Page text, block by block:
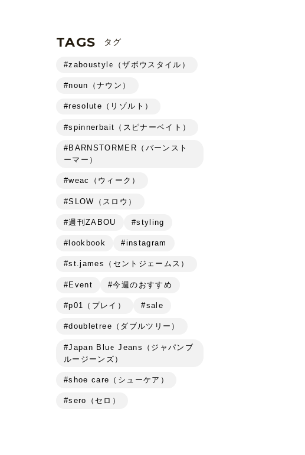
TAGS タグ
#zaboustyle（ザボウスタイル）
#noun（ナウン）
#resolute（リゾルト）
#spinnerbait（スピナーベイト）
#BARNSTORMER（バーンスト
ーマー）
#weac（ウィーク）
#SLOW（スロウ）
#週刊ZABOU #styling
#lookbook #instagram
#st.james（セントジェームス）
#Event #今週のおすすめ
#p01（プレイ） #sale
#doubletree（ダブルツリー）
#Japan Blue Jeans（ジャパンブ
ルージーンズ）
#shoe care（シューケア）
#sero（セロ）